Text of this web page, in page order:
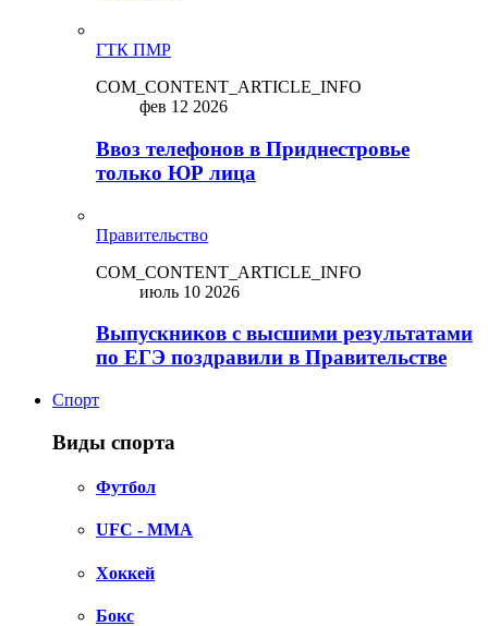
ГТК ПМР
COM_CONTENT_ARTICLE_INFO
фев 12 2026
Ввоз телефонов в Приднестровье
только ЮР лица
Правительство
COM_CONTENT_ARTICLE_INFO
июль 10 2026
Выпускников с высшими результатами
по ЕГЭ поздравили в Правительстве
Спорт
Виды спорта
Футбол
UFC - MMA
Хоккей
Бокс